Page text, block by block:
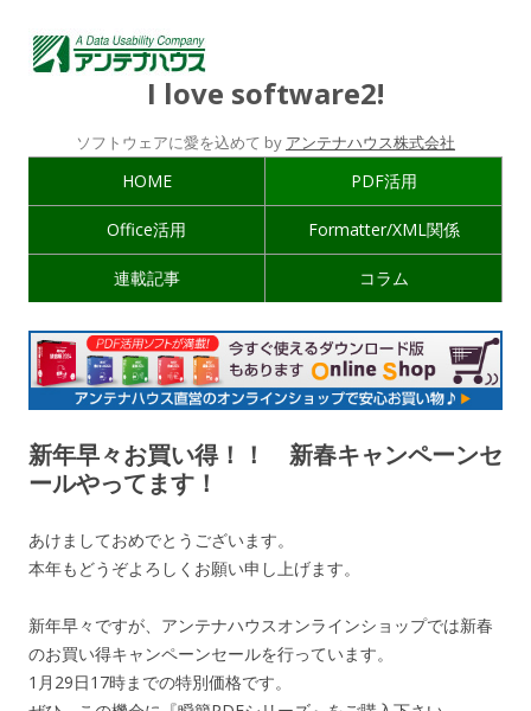
I love software2!
ソフトウェアに愛を込めて by アンテナハウス株式会社
HOME PDF活用
Office活用 Formatter/XML関係
連載記事 コラム
新年早々お買い得！！ 新春キャンペーンセ
ールやってます！
あけましておめでとうございます。
本年もどうぞよろしくお願い申し上げます。
新年早々ですが、アンテナハウスオンラインショップでは新春
のお買い得キャンペーンセールを行っています。
1月29日17時までの特別価格です。